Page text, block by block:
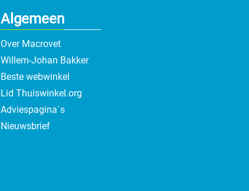
Algemeen
Over Macrovet
Willem-Johan Bakker
Beste webwinkel
Lid Thuiswinkel.org
Adviespagina`s
Nieuwsbrief